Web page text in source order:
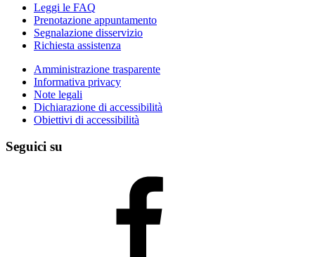
Leggi le FAQ
Prenotazione appuntamento
Segnalazione disservizio
Richiesta assistenza
Amministrazione trasparente
Informativa privacy
Note legali
Dichiarazione di accessibilità
Obiettivi di accessibilità
Seguici su